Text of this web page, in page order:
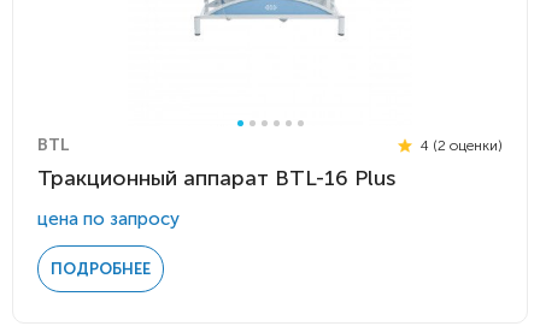
BTL 4 (2 оценки)
Тракционный аппарат BTL-16 Plus
цена по запросу
ПОДРОБНЕЕ